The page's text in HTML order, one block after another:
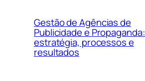
Gestão de Agências de
Publicidade e Propaganda:
estratégia, processos e
resultados